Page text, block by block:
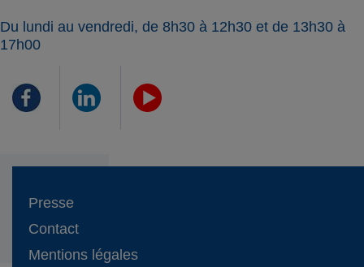
Du lundi au vendredi, de 8h30 à 12h30 et de 13h30 à
17h00
Presse
Contact
Mentions légales